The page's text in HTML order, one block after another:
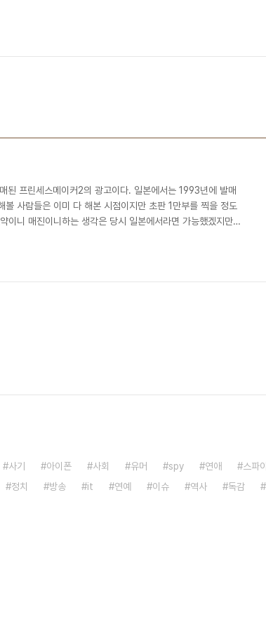
된 프린세스메이커2의 광고이다. 일본에서는 1993년에 발매
볼 사람들은 이미 다 해본 시점이지만 초판 1만부를 찍을 정도
이니 매진이니하는 생각은 당시 일본에서라면 가능했겠지만
거 같다.하드공간 13메가소요.. 지금 생각하면 가소로운 용량
는 육성시뮬레이션 게임의 붐을 가저온 게임으로 육성 시뮬
사기 아이폰 사회 유머 spy 연애 스파이
정치 방송 it 연예 이슈 역사 독감